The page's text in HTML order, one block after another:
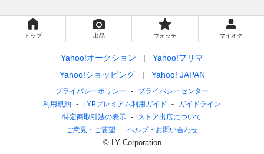
トップ 出品 ウォッチ マイオク
Yahoo!オークション
Yahoo!フリマ
Yahoo!ショッピング
Yahoo! JAPAN
プライバシーポリシー
プライバシーセンター
利用規約
LYPプレミアム利用ガイド
ガイドライン
特定商取引法の表示
ストア出店について
ご意見・ご要望
ヘルプ・お問い合わせ
© LY Corporation